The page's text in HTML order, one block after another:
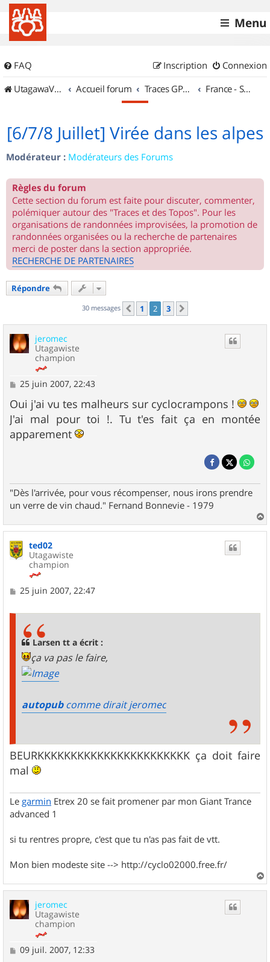
Menu
FAQ Connexion
Inscription
UtagawaVTT (Randos VTT et VTTAE avec traces GPS)
Accueil forum Traces GPS de randos VTT France - Sud Est
[6/7/8 Juillet] Virée dans les alpes
Modérateur : Modérateurs des Forums
Règles du forum
Cette section du forum est faite pour discuter, commenter,
polémiquer autour des "Traces et des Topos". Pour les
organisations de randonnées improvisées, la promotion de
randonnées organisées ou la recherche de partenaires
merci de poster dans la section appropriée.
RECHERCHE DE PARTENAIRES
Répondre
30 messages Précédent
1 2 3
jeromec
Utagawiste
champion
M
s
s
a
g
e
25 juin 2007, 22:43
Oui j'ai vu tes malheurs sur cyclocrampons !
J'ai mal pour toi !. Tu t'es fait ça en montée
apparement
"Dès l'arrivée, pour vous récompenser, nous irons prendre
un verre de vin chaud." Fernand Bonnevie - 1979
a
u
ted02
Utagawiste
champion
M
25 juin 2007, 22:47
Larsen tt a écrit :
ça va pas le faire,
autopubcomme dirait jeromec
BEURKKKKKKKKKKKKKKKKKKKKKKK ça doit faire
mal
Le garmin Etrex 20 se fait promener par mon Giant Trance
advanced 1
si tu rentres propre, c'est que tu n'as pas fait de vtt.
Mon bien modeste site --> http://cyclo02000.free.fr/
a
jeromec
Utagawiste
champion
M
09 juil. 2007, 12:33